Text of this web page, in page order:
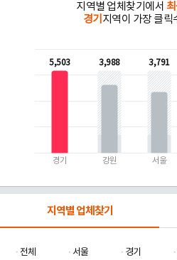
지역별 업체찾기에서
경기 지역이 가장 클
5,503
경기
3,988
강원
3,791
서울
지역별 업체찾기
전체 서울 경기